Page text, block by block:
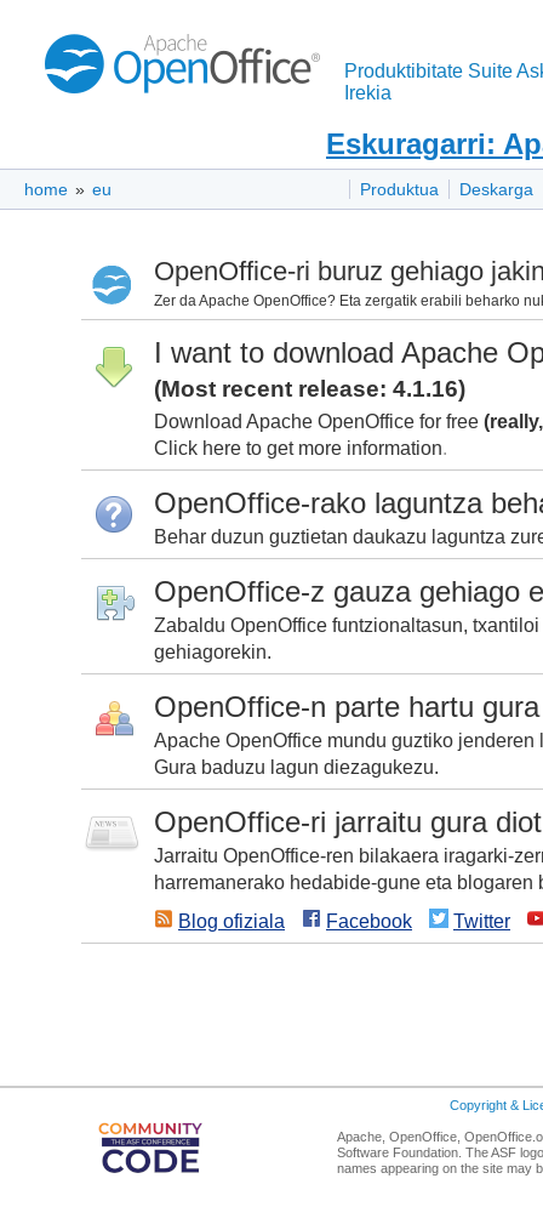
Produktibitate Suite
Irekia
Eskuragarri:
Produktua Deskarga
home » eu
OpenOffice-ri buruz gehiago
Zer da Apache OpenOffice? Eta zergatik erabili beharko
I want to download Apache
(Most recent release: 4.1.16)
Download Apache OpenOffice for free
Click here to get more information.
OpenOffice-rako laguntza
Behar duzun guztietan daukazu laguntza
OpenOffice-z gauza gehiago
Zabaldu OpenOffice funtzionaltasun,
gehiagorekin.
OpenOffice-n parte hartu
Apache OpenOffice mundu guztiko jenderen
Gura baduzu lagun diezagukezu.
OpenOffice-ri jarraitu gura diot
Jarraitu OpenOffice-ren bilakaera iragarki-
harremanerako hedabide-gune eta blogaren
Blog ofiziala
Facebook Twitter
Copyright &
Apache, OpenOffice,
Software Foundation. The ASF
names appearing on the site may